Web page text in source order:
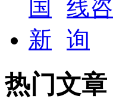
热门文章